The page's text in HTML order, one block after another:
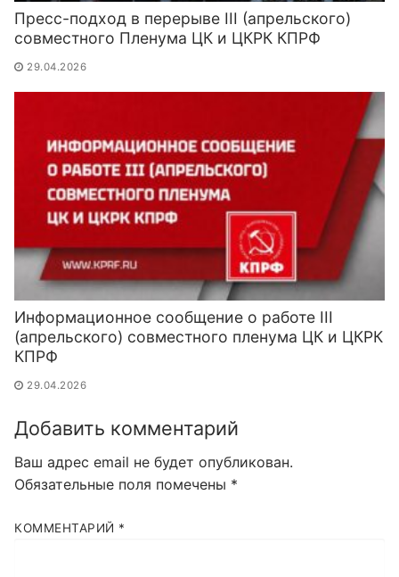
Пресс-подход в перерыве III (апрельского)
совместного Пленума ЦК и ЦКРК КПРФ
29.04.2026
Информационное сообщение о работе III
(апрельского) совместного пленума ЦК и ЦКРК
КПРФ
29.04.2026
Добавить комментарий
Ваш адрес email не будет опубликован.
Обязательные поля помечены *
КОММЕНТАРИЙ *